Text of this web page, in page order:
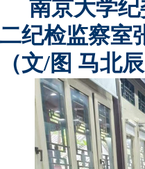
南京大学
二纪检监察室
（文/图 马北